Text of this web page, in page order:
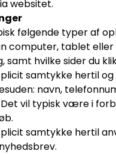
websitet.
følgende typer af
computer, tablet
samt hvilke sider du
samtykke hertil
navn,
vil typisk være i
samtykke hertil